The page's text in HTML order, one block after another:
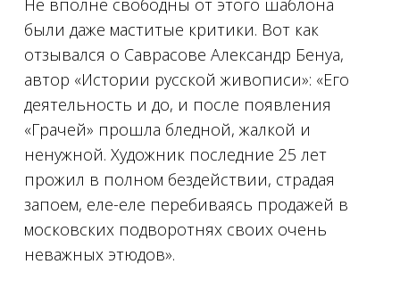
Не вполне свободны от этого шаблона
были даже маститые критики. Вот как
отзывался о Саврасове Александр Бенуа,
автор «Истории русской живописи»: «Его
деятельность и до, и после появления
«Грачей» прошла бледной, жалкой и
ненужной. Художник последние 25 лет
прожил в полном бездействии, страдая
запоем, еле-еле перебиваясь продажей в
московских подворотнях своих очень
неважных этюдов».